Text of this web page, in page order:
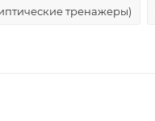
тренажеры)